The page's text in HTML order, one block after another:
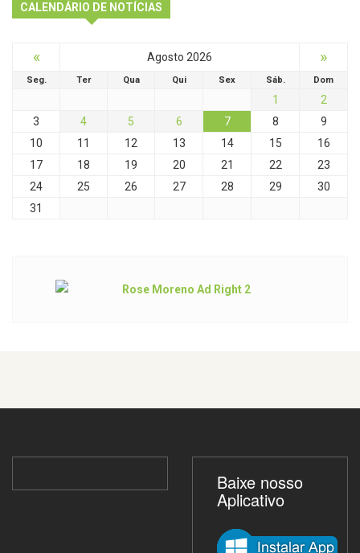
CALENDÁRIO DE NOTÍCIAS
« Agosto 2026 »
Seg. Ter Qua Qui Sex Sáb. Dom
1
2
3
4 5 6 7 8
9
10
11 12 13 14 15
16
17
18 19 20 21 22
23
24
25 26 27 28 29
30
31
Baixe nosso
Aplicativo